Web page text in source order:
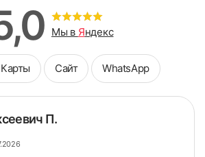
Мы в Яндекс
Сайт WhatsApp
П.